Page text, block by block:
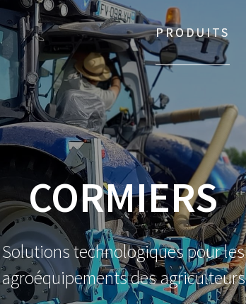
PRODUITS
CORMIERS
Solutions technologiques pour les
agroéquipements des agriculteurs